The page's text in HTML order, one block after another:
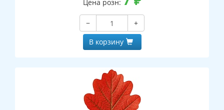
Цена розн:
−
+
В корзину